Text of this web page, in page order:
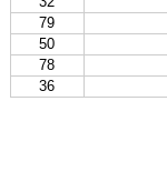
79
50
78
36